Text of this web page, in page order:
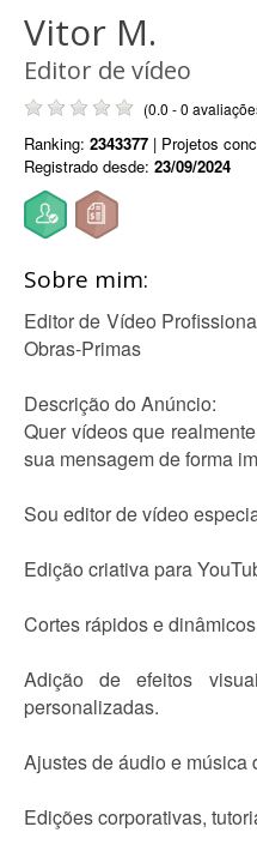
Vitor M.
Editor de vídeo
(0.0 - 0
Ranking: 2343377 | Projetos
Registrado desde: 23/09/2024
Sobre mim:
Editor de Vídeo
Obras-Primas
Descrição do Anúncio:
Quer vídeos que
sua mensagem de forma
Sou editor de vídeo
Edição criativa para
Cortes rápidos e
Adição de efeitos
personalizadas.
Ajustes de áudio e música
Edições corporativas,